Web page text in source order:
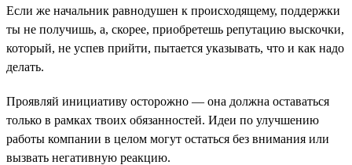
Если же начальник равнодушен к происходящему, поддержки
ты не получишь, а, скорее, приобретешь репутацию выскочки,
который, не успев прийти, пытается указывать, что и как надо
делать.
Проявляй инициативу осторожно — она должна оставаться
только в рамках твоих обязанностей. Идеи по улучшению
работы компании в целом могут остаться без внимания или
вызвать негативную реакцию.